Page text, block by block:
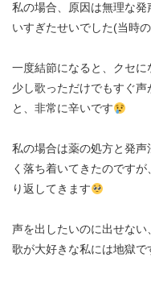
私の場合、原因は無理な
いすぎたせいでした(当時
一度結節になると、クセに
少し歌っただけでもすぐ
と、非常に辛いです
私の場合は薬の処方と発
く落ち着いてきたのです
り返してきます
声を出したいのに出せない、
歌が大好きな私には地獄で